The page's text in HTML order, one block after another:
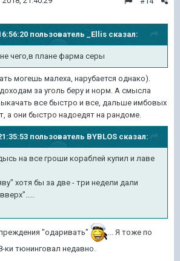
пользователь _Ellis сказал:
чего,в плане фарма серы
могешь малеха, нарубается однако).
за уголь беру и норм. А смысла
все быстро и все, дальше имбовых
а они быстро надоедят на рандоме.
пользователь BYBLOS сказал:
на все гроши кораблей купил и лаве
хотя бы за две - три недели дали
"одаривать"
... Я тоже по
ки тюнинговал недавно.